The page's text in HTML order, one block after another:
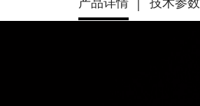
产品详情 技术参数